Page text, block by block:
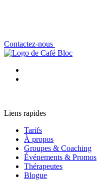
Contactez-nous
Liens rapides
Tarifs
À propos
Groupes & Coaching
Événements & Promos
Thérapeutes
Blogue